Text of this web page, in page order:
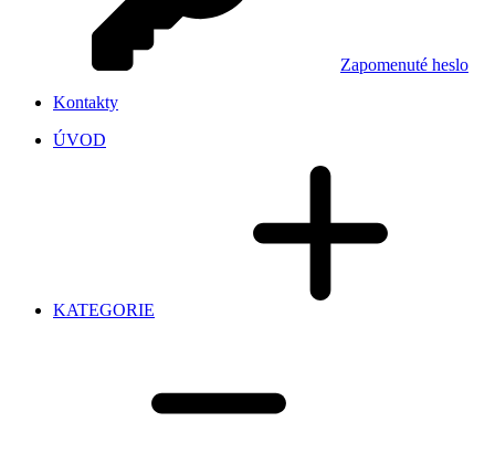
Zapomenuté heslo
Kontakty
ÚVOD
KATEGORIE